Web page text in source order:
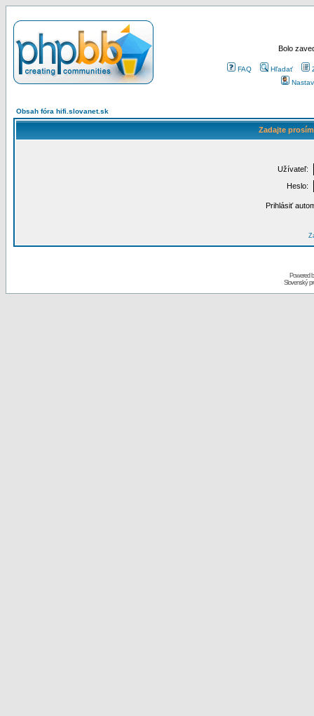
Bolo
FAQ Hľadať
Obsah fóra hifi.slovanet.sk
Zadajte
Užívateľ:
Heslo:
Prihlásiť
Powered
Slovenský